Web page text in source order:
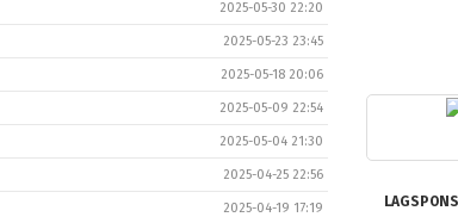
2025-05-30 22:20
2025-05-23 23:45
2025-05-18 20:06
2025-05-09 22:54
2025-05-04 21:30
2025-04-25 22:56
2025-04-19 17:19